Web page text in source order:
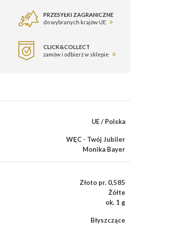
PRZESYŁKI ZAGRANICZNE
do wybranych krajów UE
CLICK&COLLECT
zamów i odbierz w sklepie
UE / Polska
WĘC - Twój Jubiler
Monika Bayer
Złoto pr. 0,585
Żółte
ok. 1 g
Błyszczące